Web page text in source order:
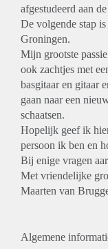
afgestudeerd aan
De volgende stap
Groningen.
Mijn grootste
ook zachtjes met
basgitaar en gitaar
gaan naar een
schaatsen.
Hopelijk geef ik
persoon ik ben en
Bij enige vragen
Met vriendelijke
Maarten van
Algemene